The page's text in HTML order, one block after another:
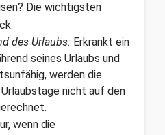
Die wichtigsten
des Urlaubs: Erkrankt ein
seines Urlaubs und
werden die
nicht auf den
wenn die